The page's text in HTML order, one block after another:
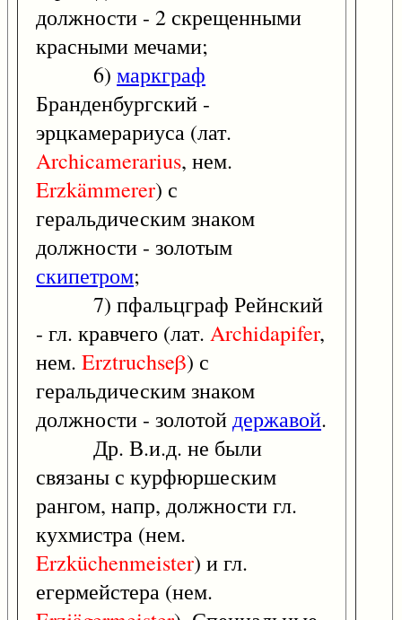
должности - 2 скрещенными
красными мечами;
6) маркграф
Бранденбургский -
эрцкамерариуса (лат.
Archicamerarius, нем.
Erzkämmerer) с
геральдическим знаком
должности - золотым
скипетром;
7) пфальцграф Рейнский
- гл. кравчего (лат. Archidapifer,
нем. Erztruchseβ) с
геральдическим знаком
должности - золотойдержавой.
Др. В.и.д. не были
связаны с курфюршеским
рангом, напр, должности гл.
кухмистра (нем.
Erzküchenmeister) и гл.
егермейстера (нем.